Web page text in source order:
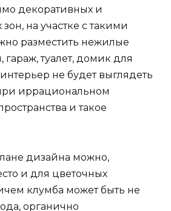
декоративных и
на участке с такими
разместить нежилые
гараж, туалет, домик для
не будет выглядеть
иррациональном
и такое
дизайна можно,
и для цветочных
клумба может быть не
органично